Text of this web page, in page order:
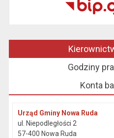
Godziny
Konta
Urząd Gminy Nowa Ruda
ul. Niepodległości 2
57-400 Nowa Ruda